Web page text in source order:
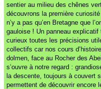
sentier au milieu des chênes
découvrons la première
n’y a pas qu’en Bretagne que
gauloise ! Un panneau
curieux toutes les précisions
collectifs car nos cours
dolmen, face au Rocher des
s’ouvre à notre regard :
la descente, toujours à couvert
permettent de découvrir encore